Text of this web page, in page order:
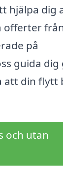
hjälpa dig
offerter
på
guida dig
att din flytt
och utan